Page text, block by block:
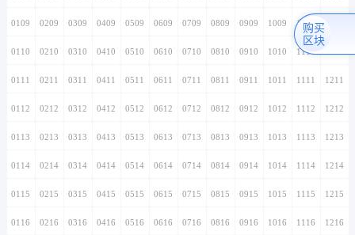
0109 0209 0309 0409 0509 0609 0709 0809 0909 1009 1109
0110 0210 0310 0410 0510 0610 0710 0810 0910 1010 1110
0111 0211 0311 0411 0511 0611 0711 0811 0911 1011 1111 1211
0112 0212 0312 0412 0512 0612 0712 0812 0912 1012 1112 1212
0113 0213 0313 0413 0513 0613 0713 0813 0913 1013 1113 1213
0114 0214 0314 0414 0514 0614 0714 0814 0914 1014 1114 1214
0115 0215 0315 0415 0515 0615 0715 0815 0915 1015 1115 1215
0116 0216 0316 0416 0516 0616 0716 0816 0916 1016 1116 1216
购买
区块